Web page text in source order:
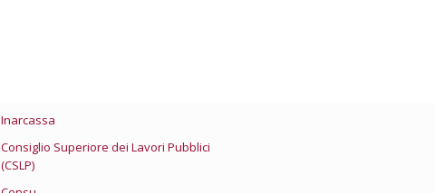
Inarcassa
Consiglio Superiore dei Lavori Pubblici
(CSLP)